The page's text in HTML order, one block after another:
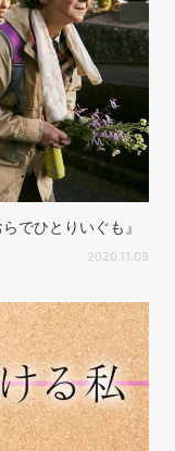
でひとりいぐも』
2020.11.09